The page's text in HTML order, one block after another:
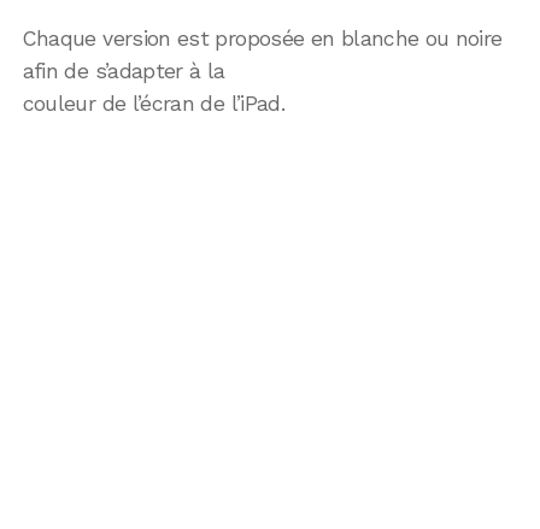
Chaque version est proposée en blanche ou noire
afin de s’adapter à la
couleur de l’écran de l’iPad.